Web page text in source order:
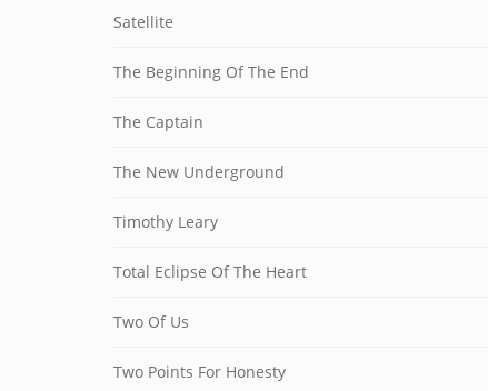
Satellite
The Beginning Of The End
The Captain
The New Underground
Timothy Leary
Total Eclipse Of The Heart
Two Of Us
Two Points For Honesty